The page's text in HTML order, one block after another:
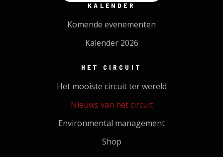
KALENDER
Komende evenementen
Kalender 2026
HET CIRCUIT
Het mooiste circuit ter wereld
Nieuws van het circuit
Environmental management
Shop